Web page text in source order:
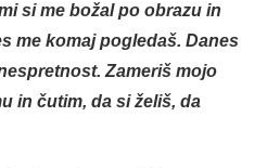
si me božal po obrazu in
me komaj pogledaš. Danes
Zameriš mojo
in čutim, da si želiš, da